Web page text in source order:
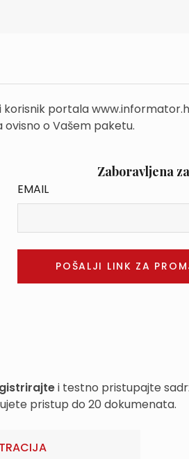
portala
o Vašem paketu.
Zaboravljena
EMAIL
i testno pristupajte
pristup do 20 dokumenata.